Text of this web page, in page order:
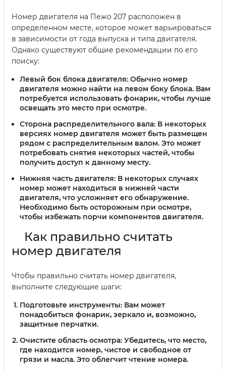
Номер двигателя на Пежо 207 расположен в
определенном месте, которое может варьироваться
в зависимости от года выпуска и типа двигателя.
Однако существуют общие рекомендации по его
поиску:
Левый бок блока двигателя: Обычно номер
двигателя можно найти на левом боку блока. Вам
потребуется использовать фонарик, чтобы лучше
освещать это место при осмотре.
Сторона распределительного вала: В некоторых
версиях номер двигателя может быть размещен
рядом с распределительным валом. Это может
потребовать снятия некоторых частей, чтобы
получить доступ к данному месту.
Нижняя часть двигателя: В некоторых случаях
номер может находиться в нижней части
двигателя, что усложняет его обнаружение.
Необходимо быть осторожным при осмотре,
чтобы избежать порчи компонентов двигателя.
Как правильно считать
номер двигателя
Чтобы правильно считать номер двигателя,
выполните следующие шаги:
Подготовьте инструменты: Вам может
понадобиться фонарик, зеркало и, возможно,
защитные перчатки.
Очистите область осмотра: Убедитесь, что место,
где находится номер, чистое и свободное от
грязи и масла. Это облегчит чтение номера.